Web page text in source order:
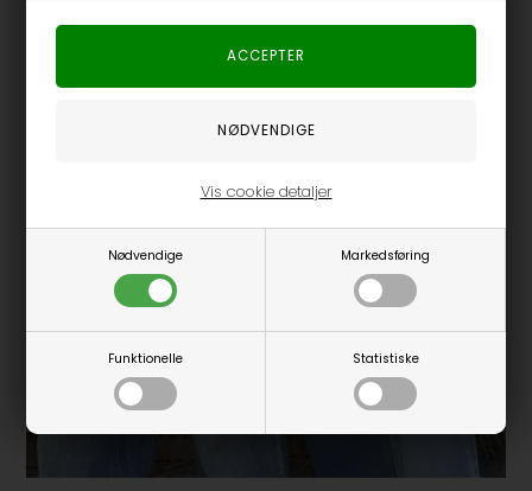
Nødvendige Markedsføring
Funktionelle Statistiske
Vis cookie detaljer